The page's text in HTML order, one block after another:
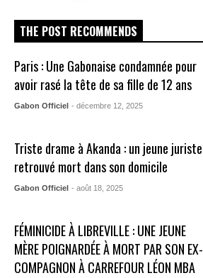
THE POST RECOMMENDS
Paris : Une Gabonaise condamnée pour
avoir rasé la tête de sa fille de 12 ans
Gabon Officiel - décembre 12, 2025
Triste drame à Akanda : un jeune juriste
retrouvé mort dans son domicile
Gabon Officiel - août 18, 2025
FÉMINICIDE À LIBREVILLE : UNE JEUNE
MÈRE POIGNARDÉE À MORT PAR SON EX-
COMPAGNON À CARREFOUR LÉON MBA